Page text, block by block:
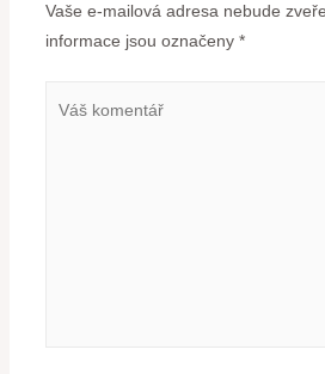
Vaše e-mailová adresa nebude
informace jsou označeny *